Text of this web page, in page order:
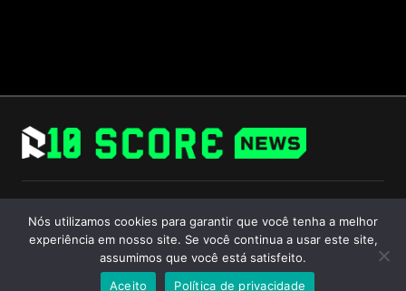
Follow Us
Nós utilizamos cookies para garantir que você tenha a melhor
experiência em nosso site. Se você continua a usar este site,
assumimos que você está satisfeito.
Aceito
Política de privacidade